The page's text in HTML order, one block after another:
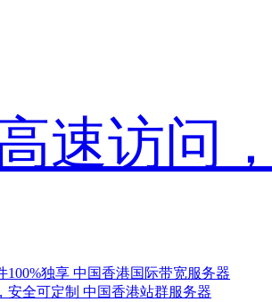
速访问
100%独享 中国香港国际带宽服务器
安全可定制 中国香港站群服务器